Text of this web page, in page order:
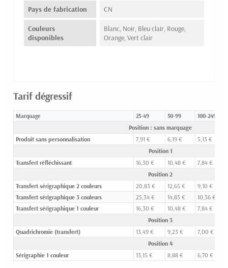
Pays de fabrication CN
Couleurs
disponibles
Blanc, Noir, Bleu clair, Rouge,
Orange, Vert clair
Tarif dégressif
Marquage 25-49 50-99 100-249
Position : sans marquage
Produit sans personnalisation
7,91 € 6,19 €
5,13 €
Position 1
Transfert réfléchissant
16,30 € 10,48 €
7,84 €
Position 2
Transfert sérigraphique 2 couleurs
20,83 € 12,65 €
9,10 €
Transfert sérigraphique 3 couleurs
25,34 € 14,83 €
10,36 €
Transfert sérigraphique 1 couleur
16,30 € 10,48 €
7,84 €
Position 3
Quadrichromie (transfert)
13,49 € 9,23 €
7,00 €
Position 4
Sérigraphie 1 couleur
13,15 € 8,88 € 6,70 €